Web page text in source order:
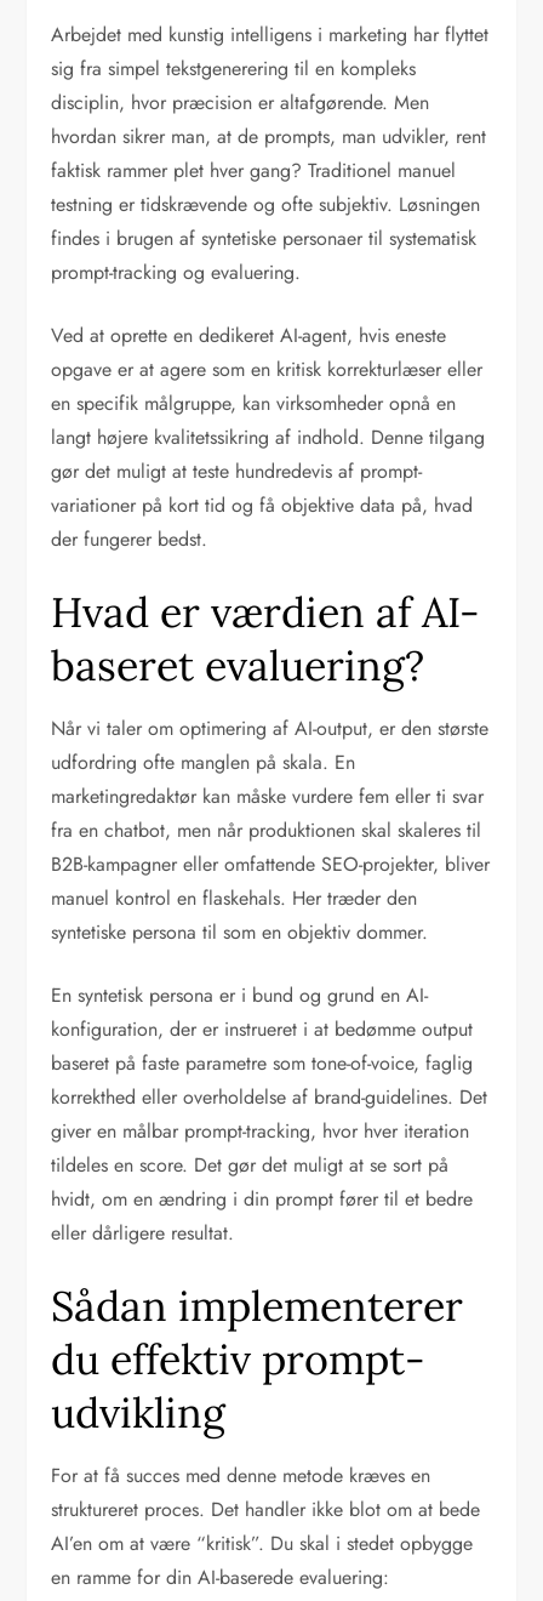
Arbejdet med kunstig intelligens i marketing har flyttet
sig fra simpel tekstgenerering til en kompleks
disciplin, hvor præcision er altafgørende. Men
hvordan sikrer man, at de prompts, man udvikler, rent
faktisk rammer plet hver gang? Traditionel manuel
testning er tidskrævende og ofte subjektiv. Løsningen
findes i brugen af syntetiske personaer til systematisk
prompt-tracking og evaluering.
Ved at oprette en dedikeret AI-agent, hvis eneste
opgave er at agere som en kritisk korrekturlæser eller
en specifik målgruppe, kan virksomheder opnå en
langt højere kvalitetssikring af indhold. Denne tilgang
gør det muligt at teste hundredevis af prompt-
variationer på kort tid og få objektive data på, hvad
der fungerer bedst.
Hvad er værdien af AI-
baseret evaluering?
Når vi taler om optimering af AI-output, er den største
udfordring ofte manglen på skala. En
marketingredaktør kan måske vurdere fem eller ti svar
fra en chatbot, men når produktionen skal skaleres til
B2B-kampagner eller omfattende SEO-projekter, bliver
manuel kontrol en flaskehals. Her træder den
syntetiske persona til som en objektiv dommer.
En syntetisk persona er i bund og grund en AI-
konfiguration, der er instrueret i at bedømme output
baseret på faste parametre som tone-of-voice, faglig
korrekthed eller overholdelse af brand-guidelines. Det
giver en målbar prompt-tracking, hvor hver iteration
tildeles en score. Det gør det muligt at se sort på
hvidt, om en ændring i din prompt fører til et bedre
eller dårligere resultat.
Sådan implementerer
du effektiv prompt-
udvikling
For at få succes med denne metode kræves en
struktureret proces. Det handler ikke blot om at bede
AI’en om at være “kritisk”. Du skal i stedet opbygge
en ramme for din AI-baserede evaluering: